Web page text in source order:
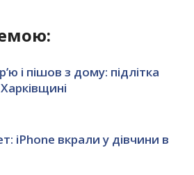
і пішов з дому: підлітка
iPhone вкрали у дівчини в